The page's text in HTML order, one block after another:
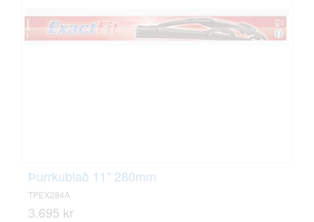
Þurrkublað 11" 280mm
TPEX284A
3.695 kr